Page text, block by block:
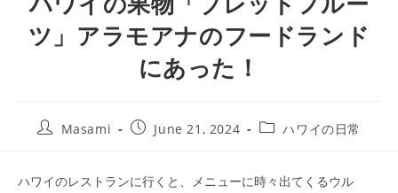
ツ」アラモアナのフードランド
にあった！
Masami June 21, 2024 ハワイの日常
ハワイのレストランに行くと、メニューに時々出てくるウル